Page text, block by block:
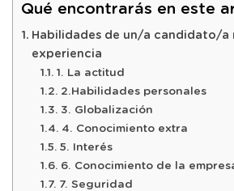
Qué encontrarás en este
Habilidades de un/a candidato/a
experiencia
1. La actitud
2.Habilidades personales
3. Globalización
4. Conocimiento extra
5. Interés
6. Conocimiento de la
7. Seguridad